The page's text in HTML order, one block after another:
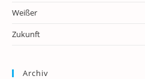
Weißer
Zukunft
Archiv